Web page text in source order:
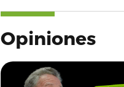
Opiniones